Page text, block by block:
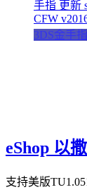
3DS金手指
eShop 以
支持美版